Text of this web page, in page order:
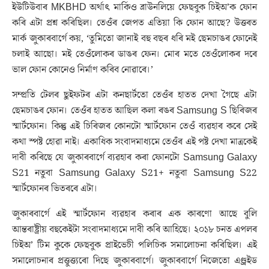
ইউটিউবাৰ MKBHD অৰ্থাৎ মাৰ্কিও ব্ৰাউনলিয়ে ফেছবুক চিইঅ’ক ফোন
কৰি এটা প্ৰশ্ন কৰিছিল। তেওঁৰ জেপত এতিয়া কি ফোন আছে? উত্তৰত
মাৰ্ক জুকাৰবাৰ্গে কয়, ‘তুমিতো জানাই বহু বছৰ ধৰি মই ছেমচাঙৰ ফোনেই
চলাই আছো। মই তেওঁলোকৰ ডাঙৰ ফেন। মোৰ মতে তেওঁলোকৰ দৰে
ভাল ফোন কোনেও নিৰ্মাণ কৰিব নোৱাৰে।’
সম্প্ৰতি টেলৰ ছুইফটৰ এটা কনছাৰ্টতো তেওঁৰ হাতত দেখা গৈছে এটা
ছেমচাঙৰ ফোন। তেওঁৰ হাতত আছিল কলা ৰঙৰ Samsung S ছিৰিজৰ
স্মাৰ্টফোন। কিন্তু এই চিৰিজৰ কোনটো স্মাৰ্টফোন তেওঁ ব্যৱহাৰ কৰে সেই
কথা স্পষ্ট হোৱা নাই। একাধিক সংবাদমাধ্যমে তেওঁৰ এই পষ্ট দেখা মাত্ৰকেই
দাবী কৰিছে যে জুকাৰবাৰ্গে ব্যৱহাৰ কৰা ফোনটো Samsung Galaxy
S21 নতুবা Samsung Galaxy S21+ নতুবা Samsung S22
স্মাৰ্টফোনৰ ভিতৰৰে এটা।
জুকাৰবাৰ্গে এই স্মাৰ্টফোন ব্যৱহাৰ কৰাৰ এক কাৰণো আছে বুলি
আন্তৰাষ্ট্ৰীয় বহুকেইটা সংবাদমাধ্যমে দাবী কৰি আহিছে। ২০১৮ চনত এপলৰ
চিইঅ’ টিম কুকে ফেছবুক প্ৰাইভেচী পলিচিক সমালোচনা কৰিছিল। এই
সমালোচনাৰ প্ৰত্তুত্ত্যৰো দিছে জুকাৰবাৰ্গে। জুকাৰবাৰ্গে নিজেতো এণ্ড্ৰইড